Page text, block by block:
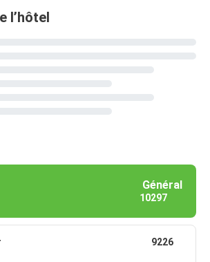
l’hôtel
Général
10297
9226